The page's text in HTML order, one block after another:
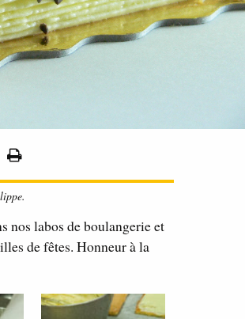
nos labos de boulangerie et
de fêtes. Honneur à la